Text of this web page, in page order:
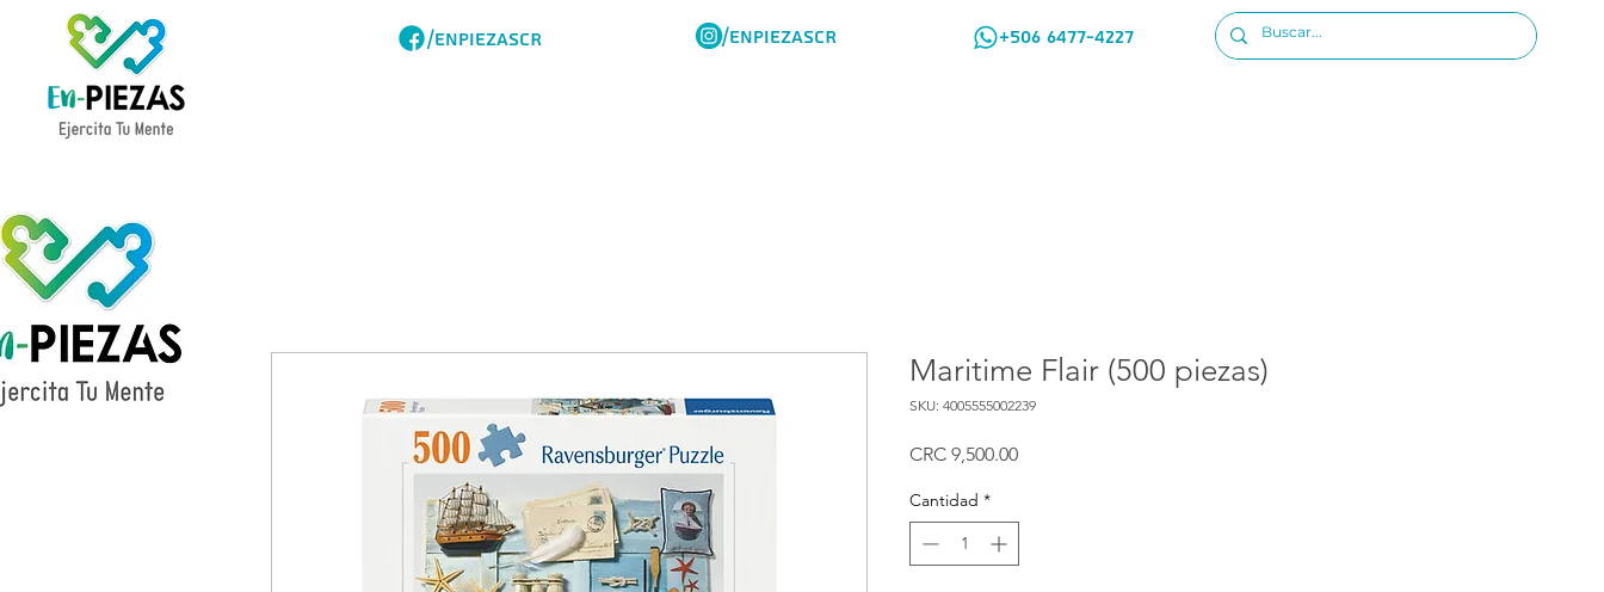
/ENPIEZASCR /ENPIEZASCR +506 6477-4227
Maritime Flair (500 piezas)
SKU: 4005555002239
CRC 9,500.00Precio
Cantidad *